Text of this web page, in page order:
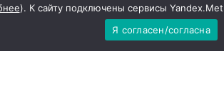
информации: Наш край
). К сайту подключены сервисы
Я согласен/согласна